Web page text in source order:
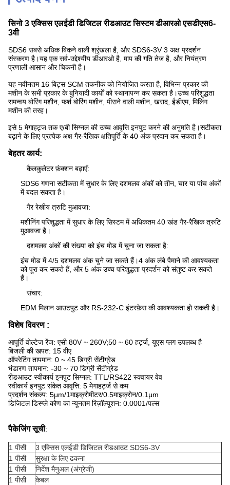
सिनो 3 एक्सिस एलईडी डिजिटल रीडआउट सिस्टम डीआरओ एसडीएस6-
3वी
SDS6 सबसे अधिक बिकने वाली श्रृंखला है, और SDS6-3V 3 अक्ष प्रदर्शन
संस्करण है।यह एक सर्व-उद्देश्यीय डीआरओ है, माप की गति तेज है, और नियंत्रण
प्रणाली आसान और चिकनी है।
यह नवीनतम 16 बिट्स SCM तकनीक को नियोजित करता है, विभिन्न प्रकार की
मशीन के सभी प्रकार के बुनियादी कार्यों को स्थानापन्न कर सकता है।उच्च परिशुद्धता
समन्वय बोरिंग मशीन, फर्श बोरिंग मशीन, पीसने वाली मशीन, खराद, ईडीएम, मिलिंग
मशीन की तरह।
इसे 5 मेगाहट्र्ज तक ए/बी सिग्नल की उच्च आवृत्ति इनपुट करने की अनुमति है।सटीकता
बढ़ाने के लिए प्रत्येक अक्ष गैर-रैखिक क्षतिपूर्ति के 40 अंक प्रदान कर सकता है।
बेहतर कार्य:
कैलकुलेटर फ़ंक्शन बढ़ाएँ:
SDS6 गणना सटीकता में सुधार के लिए दशमलव अंकों को तीन, चार या पांच अंकों
में बदल सकता है।
गैर रेखीय त्रुटि मुआवजा:
मशीनिंग परिशुद्धता में सुधार के लिए सिस्टम में अधिकतम 40 खंड गैर-रैखिक त्रुटि
मुआवजा है।
दशमलव अंकों की संख्या को इंच मोड में चुना जा सकता है:
इंच मोड में 4/5 दशमलव अंक चुने जा सकते हैं।4 अंक लंबे पैमाने की आवश्यकता
को पूरा कर सकते हैं, और 5 अंक उच्च परिशुद्धता प्रदर्शन को संतुष्ट कर सकते
हैं।
संचार:
EDM मिलान आउटपुट और RS-232-C इंटरफ़ेस की आवश्यकता हो सकती है।
विशेष विवरण :
आपूर्ति वोल्टेज रेंज: एसी 80V ~ 260V;50 ~ 60 हर्ट्ज, यूएस प्लग उपलब्ध है
बिजली की खपत: 15 वीए
ऑपरेटिंग तापमान: 0 ~ 45 डिग्री सेंटीग्रेड
भंडारण तापमान: -30 ~ 70 डिग्री सेंटीग्रेड
रीडआउट स्वीकार्य इनपुट सिग्नल: TTL/RS422 स्क्वायर वेव
स्वीकार्य इनपुट संकेत आवृत्ति: 5 मेगाहर्ट्ज से कम
प्रदर्शन संकल्प: 5μm/1माइक्रोमीटर/0.5माइक्रोन/0. 1μm
डिजिटल डिस्प्ले कोण का न्यूनतम रिज़ॉल्यूशन: 0.0001/पल्स
पैकेजिंग सूची:
1 पीसी
3 एक्सिस एलईडी डिजिटल रीडआउट SDS6-3V
1 पीसी
सुरक्षा के लिए ढकना
1 पीसी
निर्देश मैनुअल (अंग्रेजी)
1 पीसी
केबल